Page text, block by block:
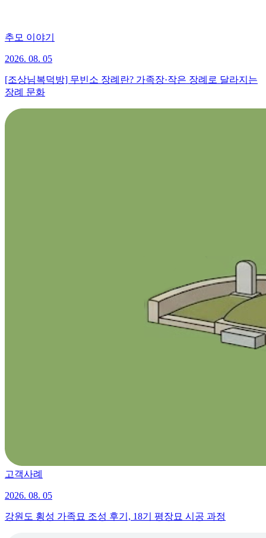
추모 이야기
2026. 08. 05
[조상님복덕방] 무빈소 장례란? 가족장·작은 장례로 달라지는
장례 문화
고객사례
2026. 08. 05
강원도 횡성 가족묘 조성 후기, 18기 평장묘 시공 과정